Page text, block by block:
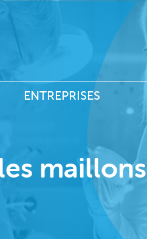
contenu
principal
ENTREPRISES